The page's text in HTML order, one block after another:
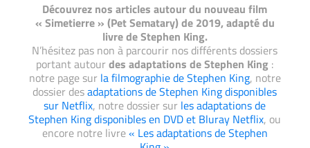
Découvrez nos articles autour du nouveau film
« Simetierre » (Pet Sematary) de 2019, adapté du
livre de Stephen King.
N’hésitez pas non à parcourir nos différents dossiers
portant autourdes adaptations de Stephen King :
notre page sur la filmographie de Stephen King, notre
dossier desadaptations de Stephen King disponibles
sur Netflix, notre dossier sur les adaptations de
Stephen King disponibles en DVD et Bluray Netflix, ou
encore notre livre« Les adaptations de Stephen